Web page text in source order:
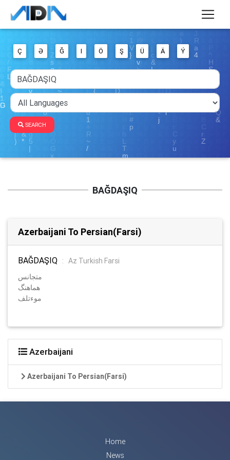
Ç Ə Ğ I Ö Ş Ü Ä Ý
SEARCH
BAĞDAŞIQ
Azerbaijani To Persian(Farsi)
BAĞDAŞIQ : Az Turkish Farsi
متجانس
هماهنگ
موءتلف
Azerbaijani
Azerbaijani To Persian(Farsi)
Home
News